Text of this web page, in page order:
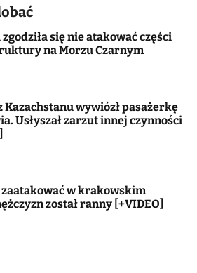
się nie atakować części
na Morzu Czarnym
wywiózł pasażerkę
Usłyszał zarzut innej czynności
w krakowskim
został ranny [+VIDEO]